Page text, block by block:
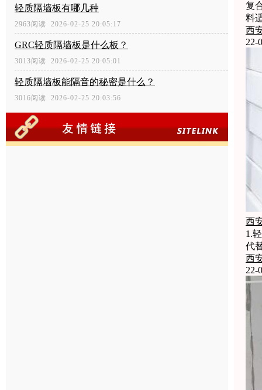
轻质隔墙板有哪几种
2963阅读 2026-02-25 20:05:17
GRC轻质隔墙板是什么板？
3013阅读 2026-02-25 20:05:01
轻质隔墙板能隔音的秘密是什么？
3016阅读 2026-02-25 20:03:56
复
料
西
22-
西
1.
代
西
22-